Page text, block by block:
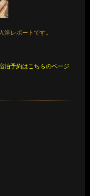
浴レポートです。
泊予約はこちらのページ